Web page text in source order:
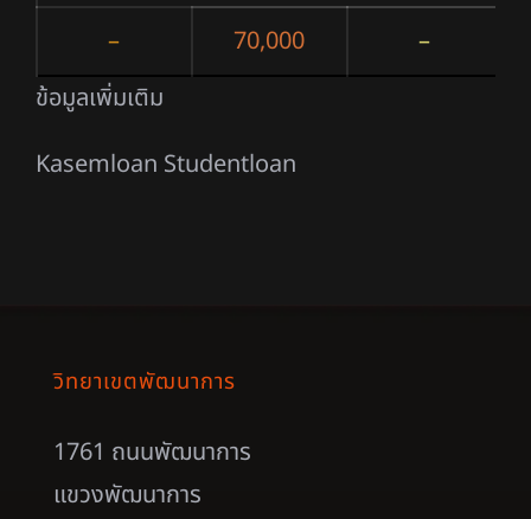
–
70,000
–
ข้อมูลเพิ่มเติม
Kasemloan Studentloan
วิทยาเขตพัฒนาการ
1761 ถนนพัฒนาการ
แขวงพัฒนาการ